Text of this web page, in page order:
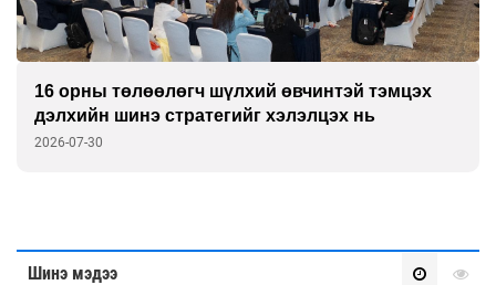
16 орны төлөөлөгч шүлхий өвчинтэй тэмцэх
дэлхийн шинэ стратегийг хэлэлцэх нь
2026-07-30
Шинэ мэдээ